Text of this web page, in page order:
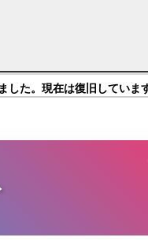
した。現在は復旧していま